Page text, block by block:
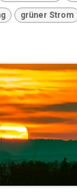
grüner Strom